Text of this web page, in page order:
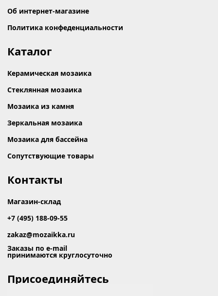
Об интернет-магазине
Политика конфеденциальности
Каталог
Керамическая мозаика
Стеклянная мозаика
Мозаика из камня
Зеркальная мозаика
Мозаика для бассейна
Сопутствующие товары
Контакты
Магазин-склад
+7 (495) 188-09-55
zakaz@mozaikka.ru
Заказы по e-mail
принимаются круглосуточно
Присоединяйтесь